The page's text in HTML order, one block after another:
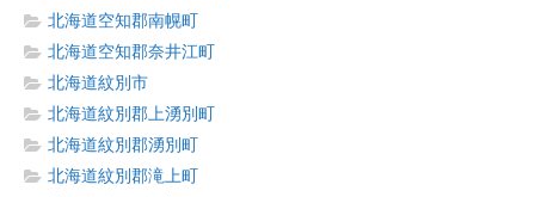
北海道空知郡南幌町
北海道空知郡奈井江町
北海道紋別市
北海道紋別郡上湧別町
北海道紋別郡湧別町
北海道紋別郡滝上町